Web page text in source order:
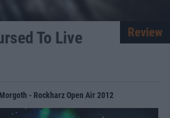
To Live Review
- Rockharz Open Air 2012